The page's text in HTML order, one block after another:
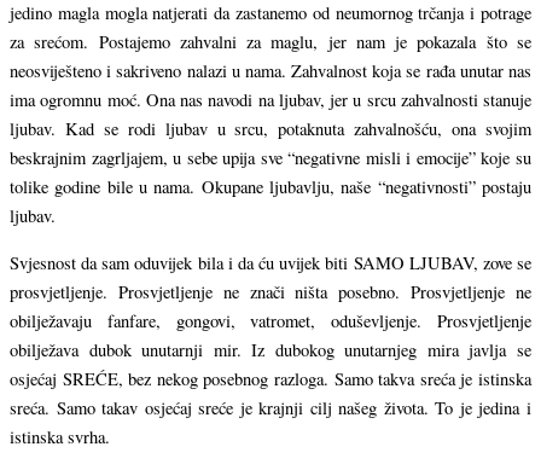
jedino magla mogla natjerati da zastanemo od neumornog trčanja i potrage
za srećom. Postajemo zahvalni za maglu, jer nam je pokazala što se
neosviješteno i sakriveno nalazi u nama. Zahvalnost koja se rađa unutar nas
ima ogromnu moć. Ona nas navodi na ljubav, jer u srcu zahvalnosti stanuje
ljubav. Kad se rodi ljubav u srcu, potaknuta zahvalnošću, ona svojim
beskrajnim zagrljajem, u sebe upija sve “negativne misli i emocije” koje su
tolike godine bile u nama. Okupane ljubavlju, naše “negativnosti” postaju
ljubav.
Svjesnost da sam oduvijek bila i da ću uvijek biti SAMO LJUBAV, zove se
prosvjetljenje. Prosvjetljenje ne znači ništa posebno. Prosvjetljenje ne
obilježavaju fanfare, gongovi, vatromet, oduševljenje. Prosvjetljenje
obilježava dubok unutarnji mir. Iz dubokog unutarnjeg mira javlja se
osjećaj SREĆE, bez nekog posebnog razloga. Samo takva sreća je istinska
sreća. Samo takav osjećaj sreće je krajnji cilj našeg života. To je jedina i
istinska svrha.